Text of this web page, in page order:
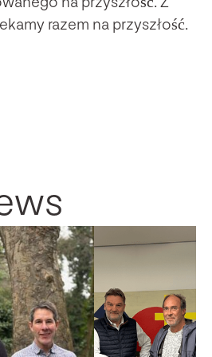
razem na przyszłość.